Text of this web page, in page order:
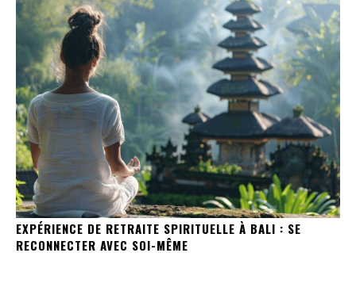
EXPÉRIENCE DE RETRAITE SPIRITUELLE À BALI : SE
RECONNECTER AVEC SOI-MÊME